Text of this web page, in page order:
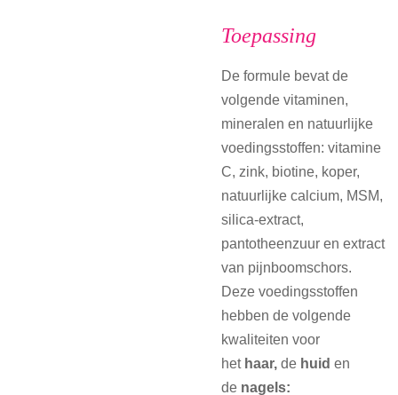
Toepassing
De formule bevat de
volgende vitaminen,
mineralen en natuurlijke
voedingsstoffen: vitamine
C, zink, biotine, koper,
natuurlijke calcium, MSM,
silica-extract,
pantotheenzuur en extract
van pijnboomschors.
Deze voedingsstoffen
hebben de volgende
kwaliteiten voor
het haar, de huid en
de nagels: